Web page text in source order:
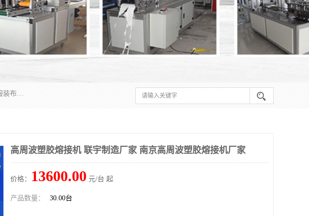
常州联宇机电自动化科技有限公司主营产品：pvc塑料焊机、高频热合机、软膜天花压边机、服装布料凹凸压花机、布料3d压印设备、服装植胶设备、超声波布料花边机、无纺布热合机、全自动压花机。
高周波塑胶熔接机 联宇制造厂家 南京高周波塑胶熔接机厂家
价格： 13600.00 元/台 起
产品数量： 30.00台